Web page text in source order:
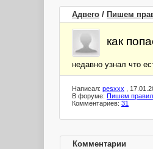
Адвего / Пишем
как
недавно узнал что
Написал: pesxxx ,
В форуме: Пишем
Комментариев: 31
Комментарии